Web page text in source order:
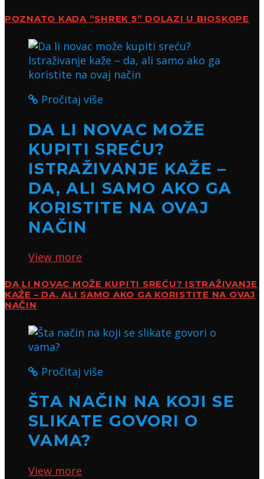
POZNATO KADA “SHREK 5” DOLAZI U BIOSKOPE
Pročitaj više
DA LI NOVAC MOŽE
KUPITI SREĆU?
ISTRAŽIVANJE KAŽE –
DA, ALI SAMO AKO GA
KORISTITE NA OVAJ
NAČIN
View more
DA LI NOVAC MOŽE KUPITI SREĆU? ISTRAŽIVANJE
KAŽE – DA, ALI SAMO AKO GA KORISTITE NA OVAJ
NAČIN
Pročitaj više
ŠTA NAČIN NA KOJI SE
SLIKATE GOVORI O
VAMA?
View more